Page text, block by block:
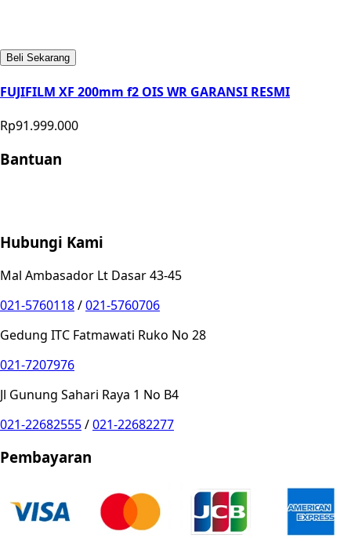
Beli Sekarang
FUJIFILM XF 200mm f2 OIS WR GARANSI RESMI
Rp91.999.000
Bantuan
Hubungi Kami
Mal Ambasador Lt Dasar 43-45
021-5760118/021-5760706
Gedung ITC Fatmawati Ruko No 28
021-7207976
Jl Gunung Sahari Raya 1 No B4
021-22682555/021-22682277
Pembayaran